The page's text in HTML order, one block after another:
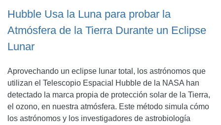
Hubble Usa la Luna para probar la
Atmósfera de la Tierra Durante un Eclipse
Lunar
Aprovechando un eclipse lunar total, los astrónomos que
utilizan el Telescopio Espacial Hubble de la NASA han
detectado la marca propia de protección solar de la Tierra,
el ozono, en nuestra atmósfera. Este método simula cómo
los astrónomos y los investigadores de astrobiología